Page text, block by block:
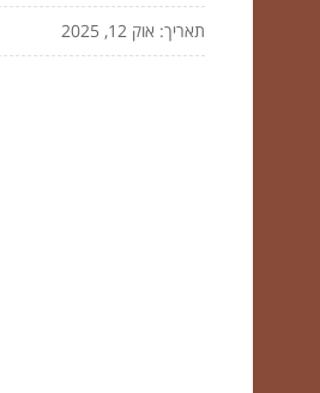
תאריך: אוק 12, 2025